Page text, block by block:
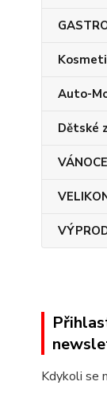
Auto-
Dětské
VÁNOCE
Kdykoli se